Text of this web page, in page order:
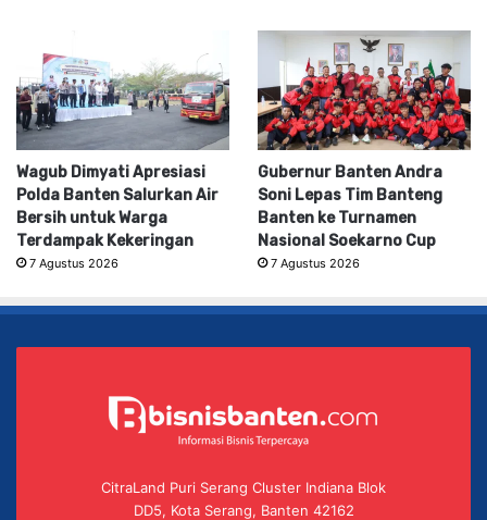
Wagub Dimyati Apresiasi
Polda Banten Salurkan Air
Bersih untuk Warga
Terdampak Kekeringan
7 Agustus 2026
Gubernur Banten Andra
Soni Lepas Tim Banteng
Banten ke Turnamen
Nasional Soekarno Cup
7 Agustus 2026
CitraLand Puri Serang Cluster Indiana Blok
DD5, Kota Serang, Banten 42162